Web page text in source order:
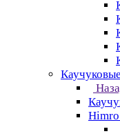
Himro